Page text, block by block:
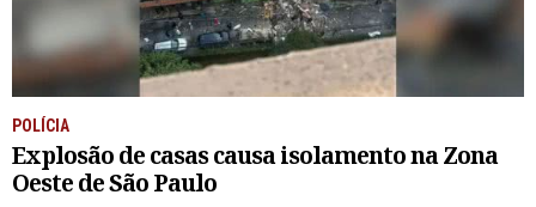
POLÍCIA
Explosão de casas causa isolamento na Zona
Oeste de São Paulo